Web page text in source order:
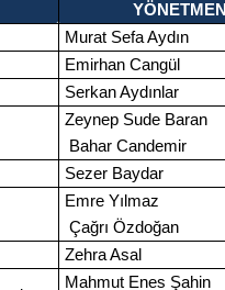
Murat Sefa Aydın
Emirhan Cangül
Serkan Aydınlar
Zeynep Sude Baran
Bahar Candemir
Sezer Baydar
Emre Yılmaz
Çağrı Özdoğan
Zehra Asal
Mahmut Enes Şahin